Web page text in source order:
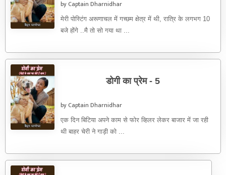
by Captain Dharnidhar
मेरी पोस्टिंग अरूणाचल में गच्छम क्षेत्र में थी, रात्रि के लगभग 10
बजे होंगे ..मै तो सो गया था ...
डोगी का प्रेम - 5
by Captain Dharnidhar
एक दिन बिटिया अपने काम से फोर व्हिलर लेकर बाजार में जा रही
थी बाहर चेरी ने गाड़ी को ...